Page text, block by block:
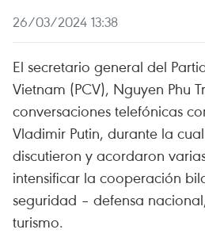
26/03/2024 13:38
El secretario general del
Vietnam (PCV), Nguyen Phu
conversaciones telefónicas
Vladimir Putin, durante la
discutieron y acordaron
intensificar la cooperación
seguridad – defensa
turismo.